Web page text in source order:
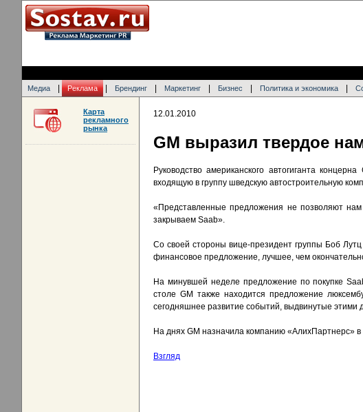
Медиа Реклама Брендинг Маркетинг Бизнес Политика и экономика
12.01.2010
GM выразил твердое
Руководство американского автогиганта
входящую в группу шведскую автостроительную
«Представленные предложения не позволяют
закрываем Saab».
Со своей стороны вице-президент группы Боб
финансовое предложение, лучшее, чем
На минувшей неделе предложение по покупке
столе GM также находится предложение
сегодняшнее развитие событий, выдвинутые этими
На днях GM назначила компанию «АлихПартнерс»
Взгляд
Карта
рекламного
рынка